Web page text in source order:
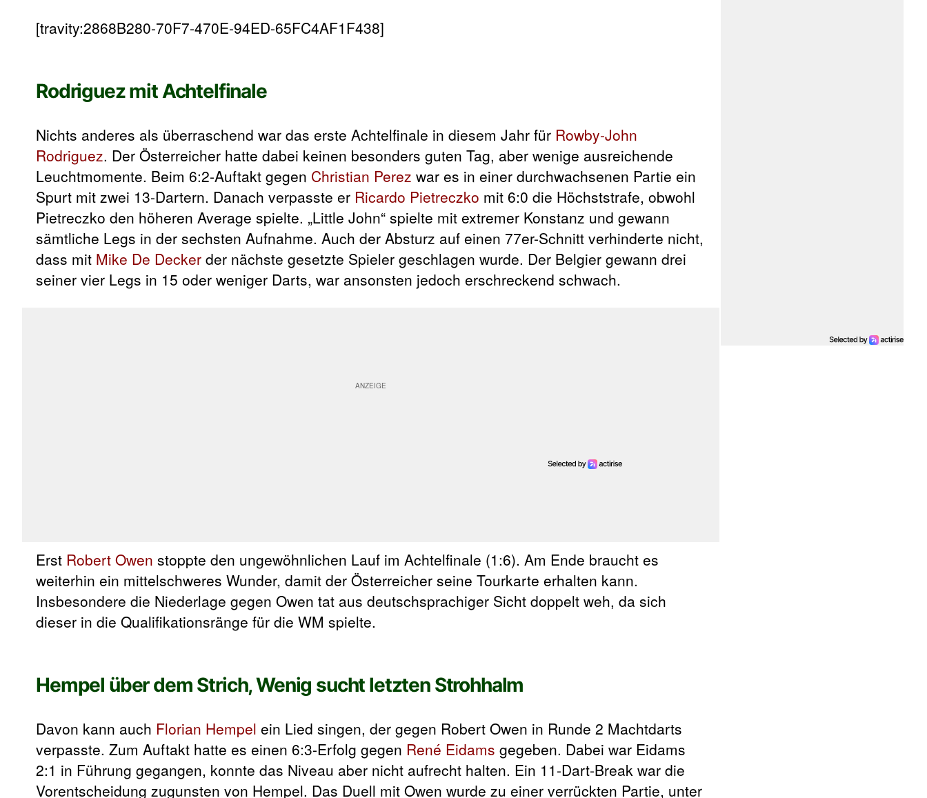
[travity:2868B280-70F7-470E-94ED-65FC4AF1F438]
Rodriguez mit Achtelfinale
Nichts anderes als überraschend war das erste Achtelfinale in diesem Jahr für Rowby-John
Rodriguez. Der Österreicher hatte dabei keinen besonders guten Tag, aber wenige ausreichende
Leuchtmomente. Beim 6:2-Auftakt gegen Christian Perez war es in einer durchwachsenen Partie ein
Spurt mit zwei 13-Dartern. Danach verpasste er Ricardo Pietreczko mit 6:0 die Höchststrafe, obwohl
Pietreczko den höheren Average spielte. „Little John“ spielte mit extremer Konstanz und gewann
sämtliche Legs in der sechsten Aufnahme. Auch der Absturz auf einen 77er-Schnitt verhinderte nicht,
dass mit Mike De Decker der nächste gesetzte Spieler geschlagen wurde. Der Belgier gewann drei
seiner vier Legs in 15 oder weniger Darts, war ansonsten jedoch erschreckend schwach.
Erst Robert Owen stoppte den ungewöhnlichen Lauf im Achtelfinale (1:6). Am Ende braucht es
weiterhin ein mittelschweres Wunder, damit der Österreicher seine Tourkarte erhalten kann.
Insbesondere die Niederlage gegen Owen tat aus deutschsprachiger Sicht doppelt weh, da sich
dieser in die Qualifikationsränge für die WM spielte.
Hempel über dem Strich, Wenig sucht letzten Strohhalm
Davon kann auch Florian Hempel ein Lied singen, der gegen Robert Owen in Runde 2 Machtdarts
verpasste. Zum Auftakt hatte es einen 6:3-Erfolg gegen René Eidams gegeben. Dabei war Eidams
2:1 in Führung gegangen, konnte das Niveau aber nicht aufrecht halten. Ein 11-Dart-Break war die
Vorentscheidung zugunsten von Hempel. Das Duell mit Owen wurde zu einer verrückten Partie, unter